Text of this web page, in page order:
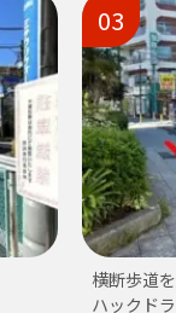
03
横断歩道
ハックド